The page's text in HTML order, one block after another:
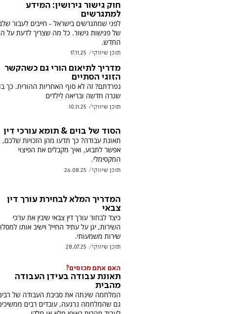
חוק גישור גירושין: המידע
למתגרשים
לפני שמתגרשים בישראל - חייבים לעבור
של פגישות גישור. כל מה שצריך לדעת על
החדש.
תוכן שיווקי 17.11.25
מדריך לתיאום הורי גם כשהקשר
הזוגי הסתיים
נפרדתם? זה לא סוף האחריות ההורית. כך
שגרה חדשה ובריאה לילדים
תוכן שיווקי 10.11.25
הסוד של בוים & תומא עורכי דין
תאונת עבודה? כך תדעו מהן הזכויות שלכם,
אפשר לתבוע, ואיך מקבלים את הפיצוי
המקסימלי.
תוכן שיווקי 26.08.25
המדריך המלא לבחירת עורך דין
צבאי
כיצד לבחור עורך דין צבאי שיבין את ערכי
השירות, יגן על עתיד החייל וישיב אותו
שירות משמעותי.
תוכן שיווקי 28.07.25
האם אתם מכוסים?
תאונת עבודה בעידן העבודה
מהבית
המלחמה שינתה את סביבת העבודה של
גם שהמלחמה נרגעה, עובדים רבים